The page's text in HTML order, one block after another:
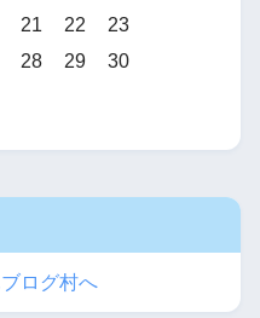
21 22
23
28 29
30